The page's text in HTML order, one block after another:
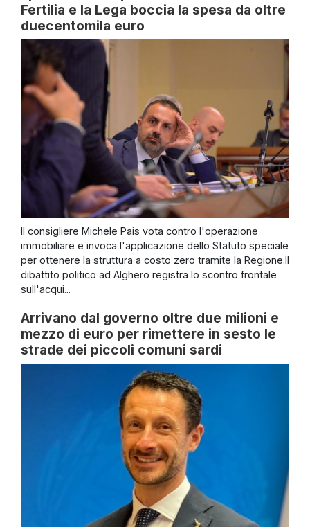
Fertilia e la Lega boccia la spesa da oltre
duecentomila euro
Il consigliere Michele Pais vota contro l'operazione
immobiliare e invoca l'applicazione dello Statuto speciale
per ottenere la struttura a costo zero tramite la Regione.Il
dibattito politico ad Alghero registra lo scontro frontale
sull'acqui...
Arrivano dal governo oltre due milioni e
mezzo di euro per rimettere in sesto le
strade dei piccoli comuni sardi